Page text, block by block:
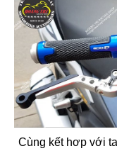
Cùng kết hơp với